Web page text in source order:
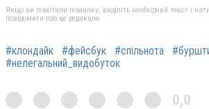
Якщо ви помітили помилку, виділіть необхідний текст і
повідомити про це редакцію
#клондайк #фейсбук #спільнота
#нелегальний_видобуток
0,0